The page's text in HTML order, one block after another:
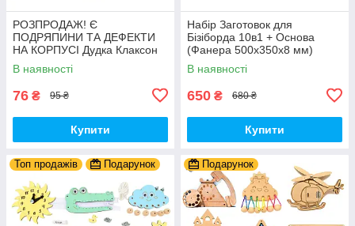
РОЗПРОДАЖ! Є
ПОДРЯПИНИ ТА ДЕФЕКТИ
НА КОРПУСІ Дудка Клаксон
для Велосипедів 14 см Фа-
Фа Пластик + Гума
В наявності
76 ₴ 95 ₴
Купити
Набір Заготовок для
Бізіборда 10в1 + Основа
(Фанера 500x350x8 мм)
Базові Деталі, Весь Комплект
- Собери Сам
В наявності
650 ₴ 680 ₴
Купити
Топ продажів Подарунок Подарунок